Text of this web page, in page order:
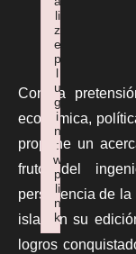
Con la
económica,
propone un
fruto del
persistencia de
isla. En su
logros
li
z
e
p
l
u
g
i
n
:
w
p
li
n
k
Failed to